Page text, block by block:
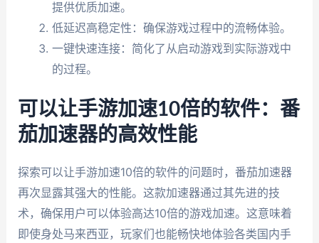
提供优质加速。
低延迟高稳定性：确保游戏过程中的流畅体验。
一键快速连接：简化了从启动游戏到实际游戏中
的过程。
可以让手游加速10倍的软件：番
茄加速器的高效性能
探索可以让手游加速10倍的软件的问题时，番茄加速器
再次显露其强大的性能。这款加速器通过其先进的技
术，确保用户可以体验高达10倍的游戏加速。这意味着
即使身处马来西亚，玩家们也能畅快地体验各类国内手